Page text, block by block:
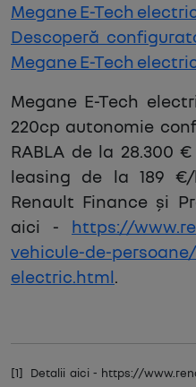
Megane E-Tech
Descoperă
Megane E-Tech
Megane E-Tech
220cp autonomie
RABLA de la 28.300
leasing de la 189
Renault Finance și
aici - https://
vehicule-de-
electric.html.
[1] Detalii aici - https://